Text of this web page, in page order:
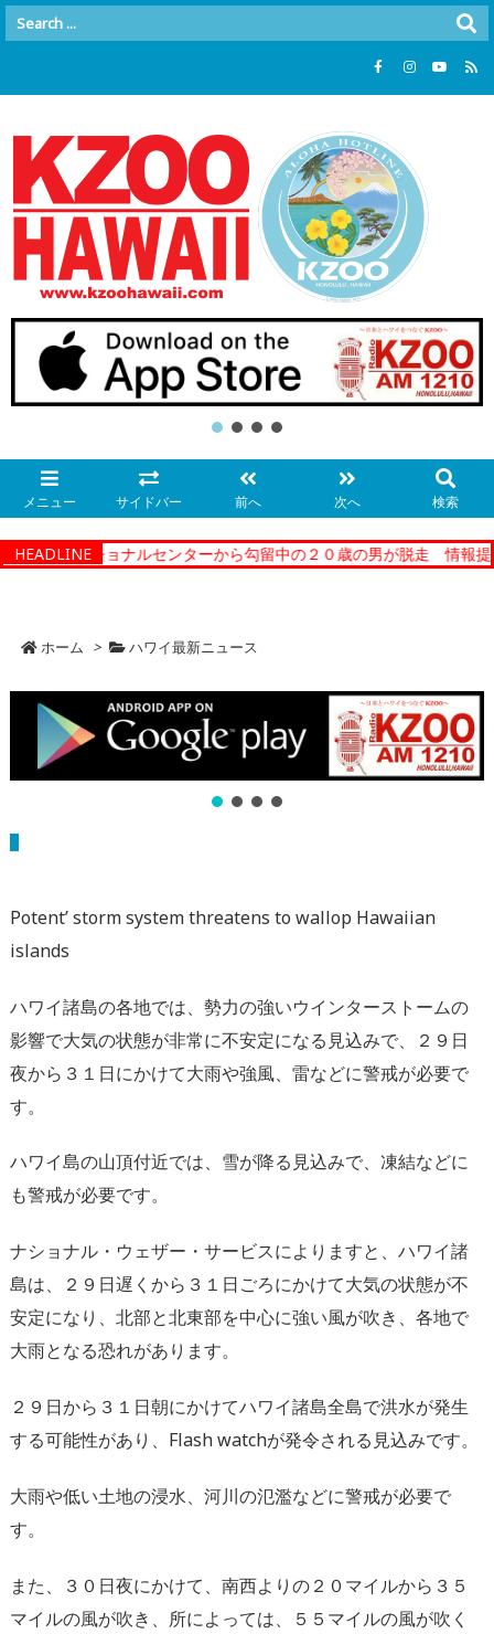
メニュー サイドバー 前へ 次へ 検索
HEADLINE
ーコレクショナルセンターから勾留中の２０歳の男が脱走 情報提供
ホーム > ハワイ最新ニュース
Potent’ storm system threatens to wallop Hawaiian
islands
ハワイ諸島の各地では、勢力の強いウインターストームの
影響で大気の状態が非常に不安定になる見込みで、２９日
夜から３１日にかけて大雨や強風、雷などに警戒が必要で
す。
ハワイ島の山頂付近では、雪が降る見込みで、凍結などに
も警戒が必要です。
ナショナル・ウェザー・サービスによりますと、ハワイ諸
島は、２９日遅くから３１日ごろにかけて大気の状態が不
安定になり、北部と北東部を中心に強い風が吹き、各地で
大雨となる恐れがあります。
２９日から３１日朝にかけてハワイ諸島全島で洪水が発生
する可能性があり、Flash watchが発令される見込みです。
大雨や低い土地の浸水、河川の氾濫などに警戒が必要で
す。
また、３０日夜にかけて、南西よりの２０マイルから３５
マイルの風が吹き、所によっては、５５マイルの風が吹く